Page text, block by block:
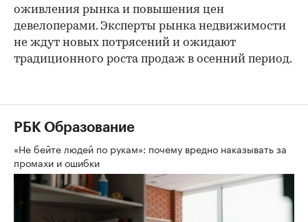
оживления рынка и повышения цен
девелоперами. Эксперты рынка недвижимости
не ждут новых потрясений и ожидают
традиционного роста продаж в осенний период.
РБК Образование
«Не бейте людей по рукам»: почему вредно наказывать за
промахи и ошибки